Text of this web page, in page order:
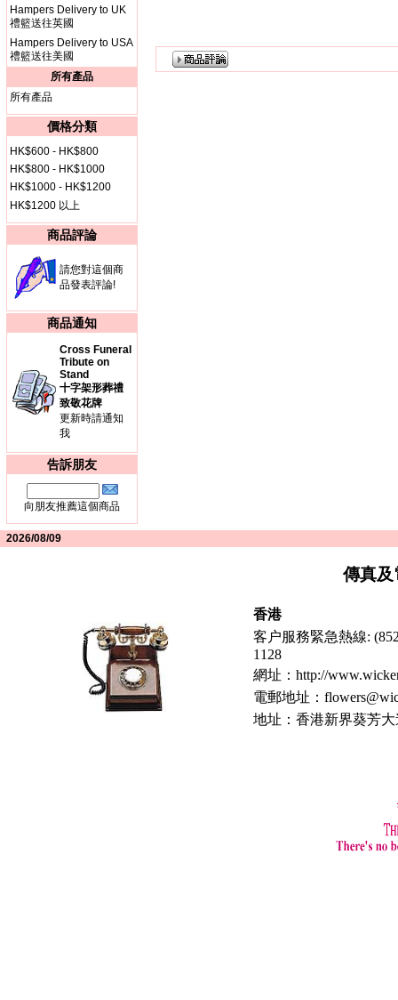
Hampers Delivery to UK
禮籃送往英國
Hampers Delivery to USA
禮籃送往美國
所有產品
所有產品
價格分類
HK$600 - HK$800
HK$800 - HK$1000
HK$1000 - HK$1200
HK$1200 以上
商品評論
請您對這個商
品發表評論!
商品通知
Cross Funeral
Tribute on
Stand
十字架形葬禮
致敬花牌
更新時請通知
我
告訴朋友
向朋友推薦這個商品
2026/08/09
傳真及
香港
客户服務緊急熱線:
1128
網址： http://
電郵地址：
地址：香港新界葵芳